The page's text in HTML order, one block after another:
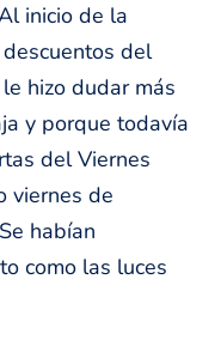
inicio de la
del
hizo dudar más
y porque todavía
del Viernes
viernes de
habían
como las luces